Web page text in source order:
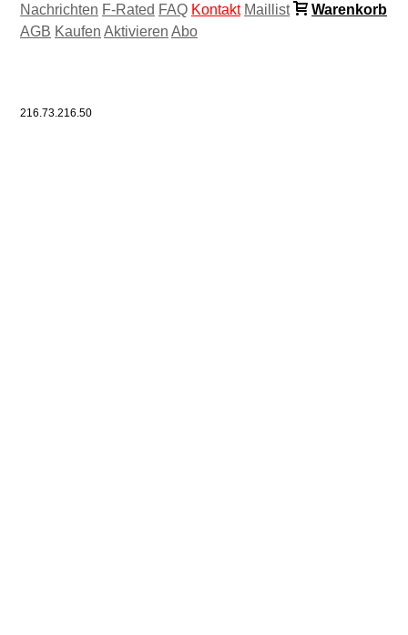
Nachrichten F-Rated FAQ Kontakt Maillist
Warenkorb
AGB Kaufen Aktivieren Abo
216.73.216.50